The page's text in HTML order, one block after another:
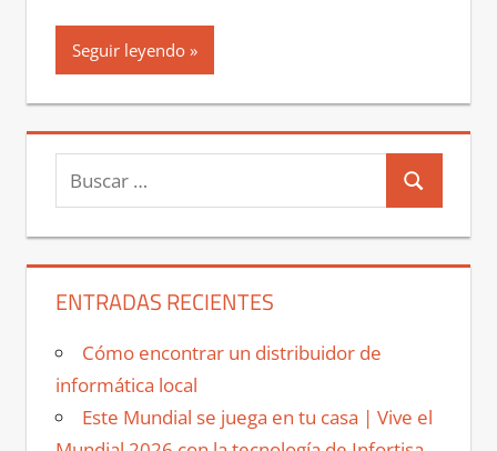
Seguir leyendo
Buscar:
Buscar
ENTRADAS RECIENTES
Cómo encontrar un distribuidor de
informática local
Este Mundial se juega en tu casa | Vive el